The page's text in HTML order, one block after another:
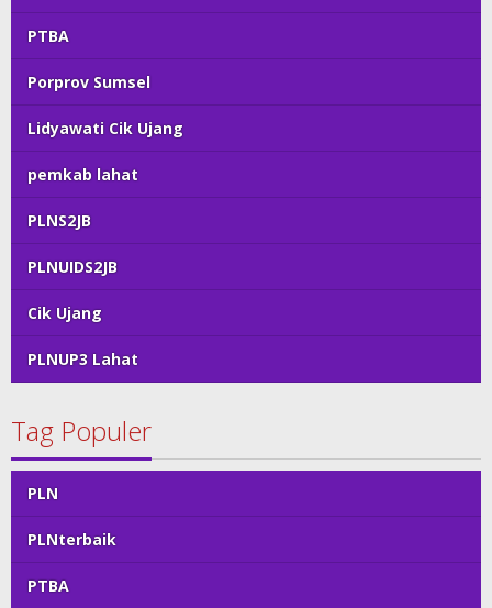
PTBA
Porprov Sumsel
Lidyawati Cik Ujang
pemkab lahat
PLNS2JB
PLNUIDS2JB
Cik Ujang
PLNUP3 Lahat
Tag Populer
PLN
PLNterbaik
PTBA